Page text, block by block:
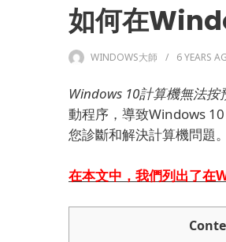
如何在
WINDOWS大師 6 YEARS
Windows 10計算機無法按
動程序，導致Windows
您診斷和解決計算機問題。
在本文中，我們列出了在